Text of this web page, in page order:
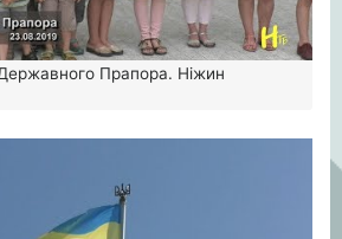
Прапора. Ніжин